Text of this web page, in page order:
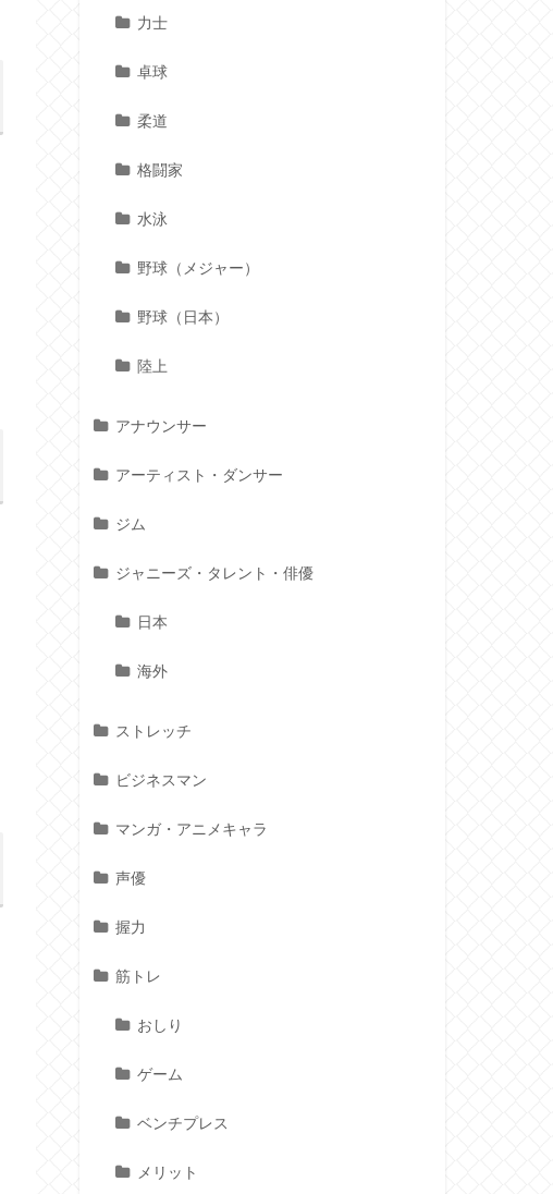
力士
卓球
柔道
格闘家
水泳
野球（メジャー）
野球（日本）
陸上
アナウンサー
アーティスト・ダンサー
ジム
ジャニーズ・タレント・俳優
日本
海外
ストレッチ
ビジネスマン
マンガ・アニメキャラ
声優
握力
筋トレ
おしり
ゲーム
ベンチプレス
メリット